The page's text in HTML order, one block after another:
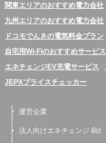
関東エリアのおすすめ電力会社
九州エリアのおすすめ電力会社
ドコモでんきの電気料金プラン
自宅用Wi-Fiのおすすめサービス
エネチェンジEV充電サービス
JEPXプライスチェッカー
運営企業
法人向けエネチェンジ Biz